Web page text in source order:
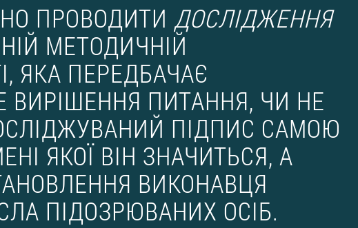
ПРОВОДИТИ ДОСЛІДЖЕННЯ
МЕТОДИЧНІЙ
ЯКА ПЕРЕДБАЧАЄ
ВИРІШЕННЯ ПИТАННЯ, ЧИ НЕ
ПІДПИС САМОЮ
ЯКОЇ ВІН ЗНАЧИТЬСЯ, А
ВИКОНАВЦЯ
ПІДОЗРЮВАНИХ ОСІБ.